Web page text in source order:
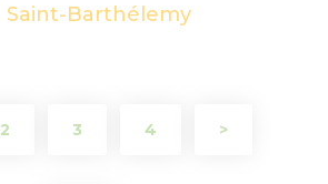
Saint-Barthélemy
2 3 4 >